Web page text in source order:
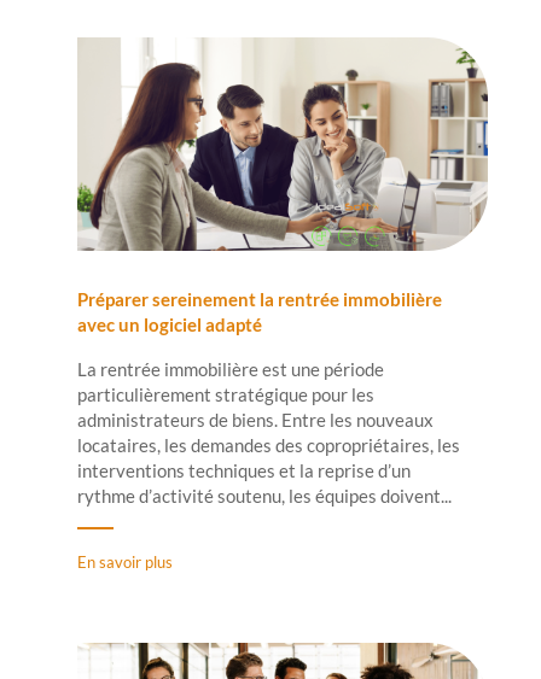
Préparer sereinement la rentrée immobilière
avec un logiciel adapté
La rentrée immobilière est une période
particulièrement stratégique pour les
administrateurs de biens. Entre les nouveaux
locataires, les demandes des copropriétaires, les
interventions techniques et la reprise d’un
rythme d’activité soutenu, les équipes doivent...
En savoir plus